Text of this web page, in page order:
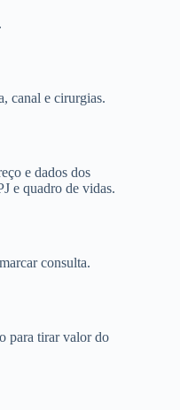
canal e cirurgias.
e dados dos
e quadro de vidas.
consulta.
para tirar valor do